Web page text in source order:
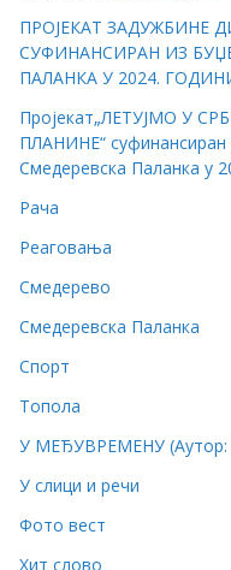
ПРОЈЕКАТ ЗАДУЖБИНЕ
СУФИНАНСИРАН ИЗ
ПАЛАНКА У 2024.
Пројекат„ЛЕТУЈМО У
ПЛАНИНЕ“ суфинансиран
Смедеревска Паланка у
Рача
Реаговања
Смедерево
Смедеревска Паланка
Спорт
Топола
У МЕЂУВРЕМЕНУ
У слици и речи
Фото вест
Хит слово